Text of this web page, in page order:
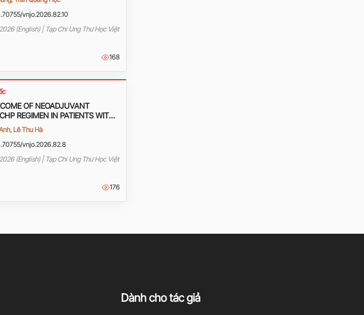
FRIENDSHIP HOSPITAL
vnjo.2026.82.10
(English) | Tạp Chí Ung Thư Học Việt
168
OF NEOADJUVANT
REGIMEN IN PATIENTS WITH
AT HANOI ONCOLOGY
Lê Thu Hà
vnjo.2026.82.8
(English) | Tạp Chí Ung Thư Học Việt
176
Dành cho tác giả